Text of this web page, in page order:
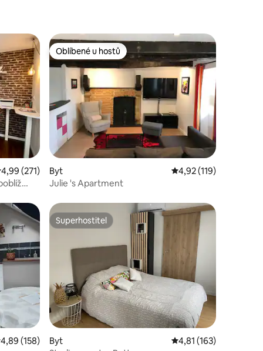
hodnocení 4,99 z 5, 271 hodnocení
4,99 (271)
Oblíbené u hostů
Oblíbené u hostů
Byt Průměrné hodnocení
4,92 (119)
Julie 's Apartment
hodnocení 4,89 z 5, 158 hodnocení
4,89 (158)
Superhostitel
Superhostitel
Byt Průměrné hodnocení
4,81 (163)